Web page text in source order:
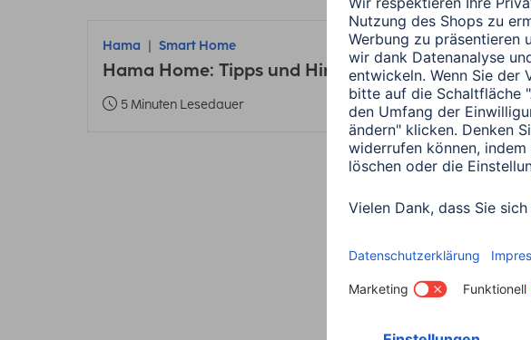
Hama Smart Home
Hama Home: Tipps und Hinweise zur neuen App
5 Minuten Lesedauer